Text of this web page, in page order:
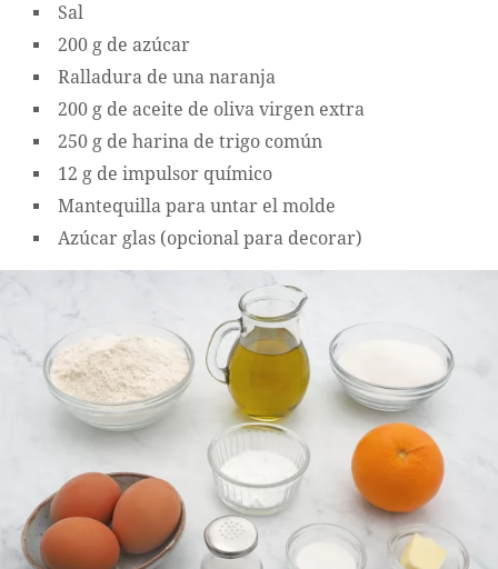
Sal
200 g de azúcar
Ralladura de una naranja
200 g de aceite de oliva virgen extra
250 g de harina de trigo común
12 g de impulsor químico
Mantequilla para untar el molde
Azúcar glas (opcional para decorar)